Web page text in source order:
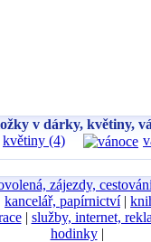
v dárky, květiny,
květiny (4)
zájezdy,
kancelář, papírnictví|
| služby, internet,
hodinky|